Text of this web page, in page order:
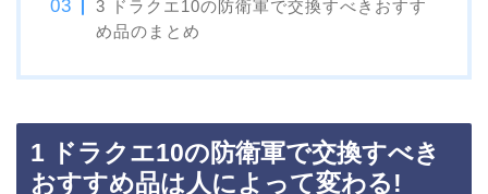
3 ドラクエ10の防衛軍で交換すべきおすす
め品のまとめ
1 ドラクエ10の防衛軍で交換すべき
おすすめ品は人によって変わる!